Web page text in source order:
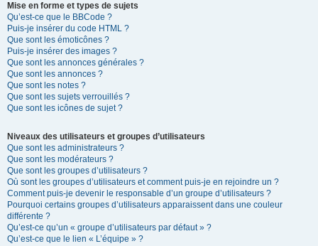
Mise en forme et types de sujets
Qu’est-ce que le BBCode ?
Puis-je insérer du code HTML ?
Que sont les émoticônes ?
Puis-je insérer des images ?
Que sont les annonces générales ?
Que sont les annonces ?
Que sont les notes ?
Que sont les sujets verrouillés ?
Que sont les icônes de sujet ?
Niveaux des utilisateurs et groupes d’utilisateurs
Que sont les administrateurs ?
Que sont les modérateurs ?
Que sont les groupes d’utilisateurs ?
Où sont les groupes d’utilisateurs et comment puis-je en rejoindre un ?
Comment puis-je devenir le responsable d’un groupe d’utilisateurs ?
Pourquoi certains groupes d’utilisateurs apparaissent dans une couleur
différente ?
Qu’est-ce qu’un « groupe d’utilisateurs par défaut » ?
Qu’est-ce que le lien « L’équipe » ?